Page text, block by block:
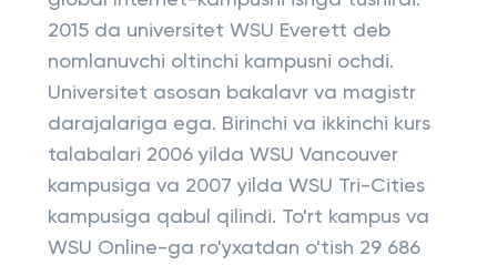
2015 da universitet WSU Everett deb
nomlanuvchi oltinchi kampusni ochdi.
Universitet asosan bakalavr va magistr
darajalariga ega. Birinchi va ikkinchi kurs
talabalari 2006 yilda WSU Vancouver
kampusiga va 2007 yilda WSU Tri-Cities
kampusiga qabul qilindi. To'rt kampus va
WSU Online-ga ro'yxatdan o'tish 29 686